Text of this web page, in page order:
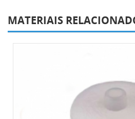
MATERIAIS